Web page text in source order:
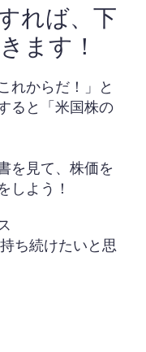
れば、下
ます！
れからだ！」と
ると「米国株の
を見て、株価を
しよう！
ち続けたいと思